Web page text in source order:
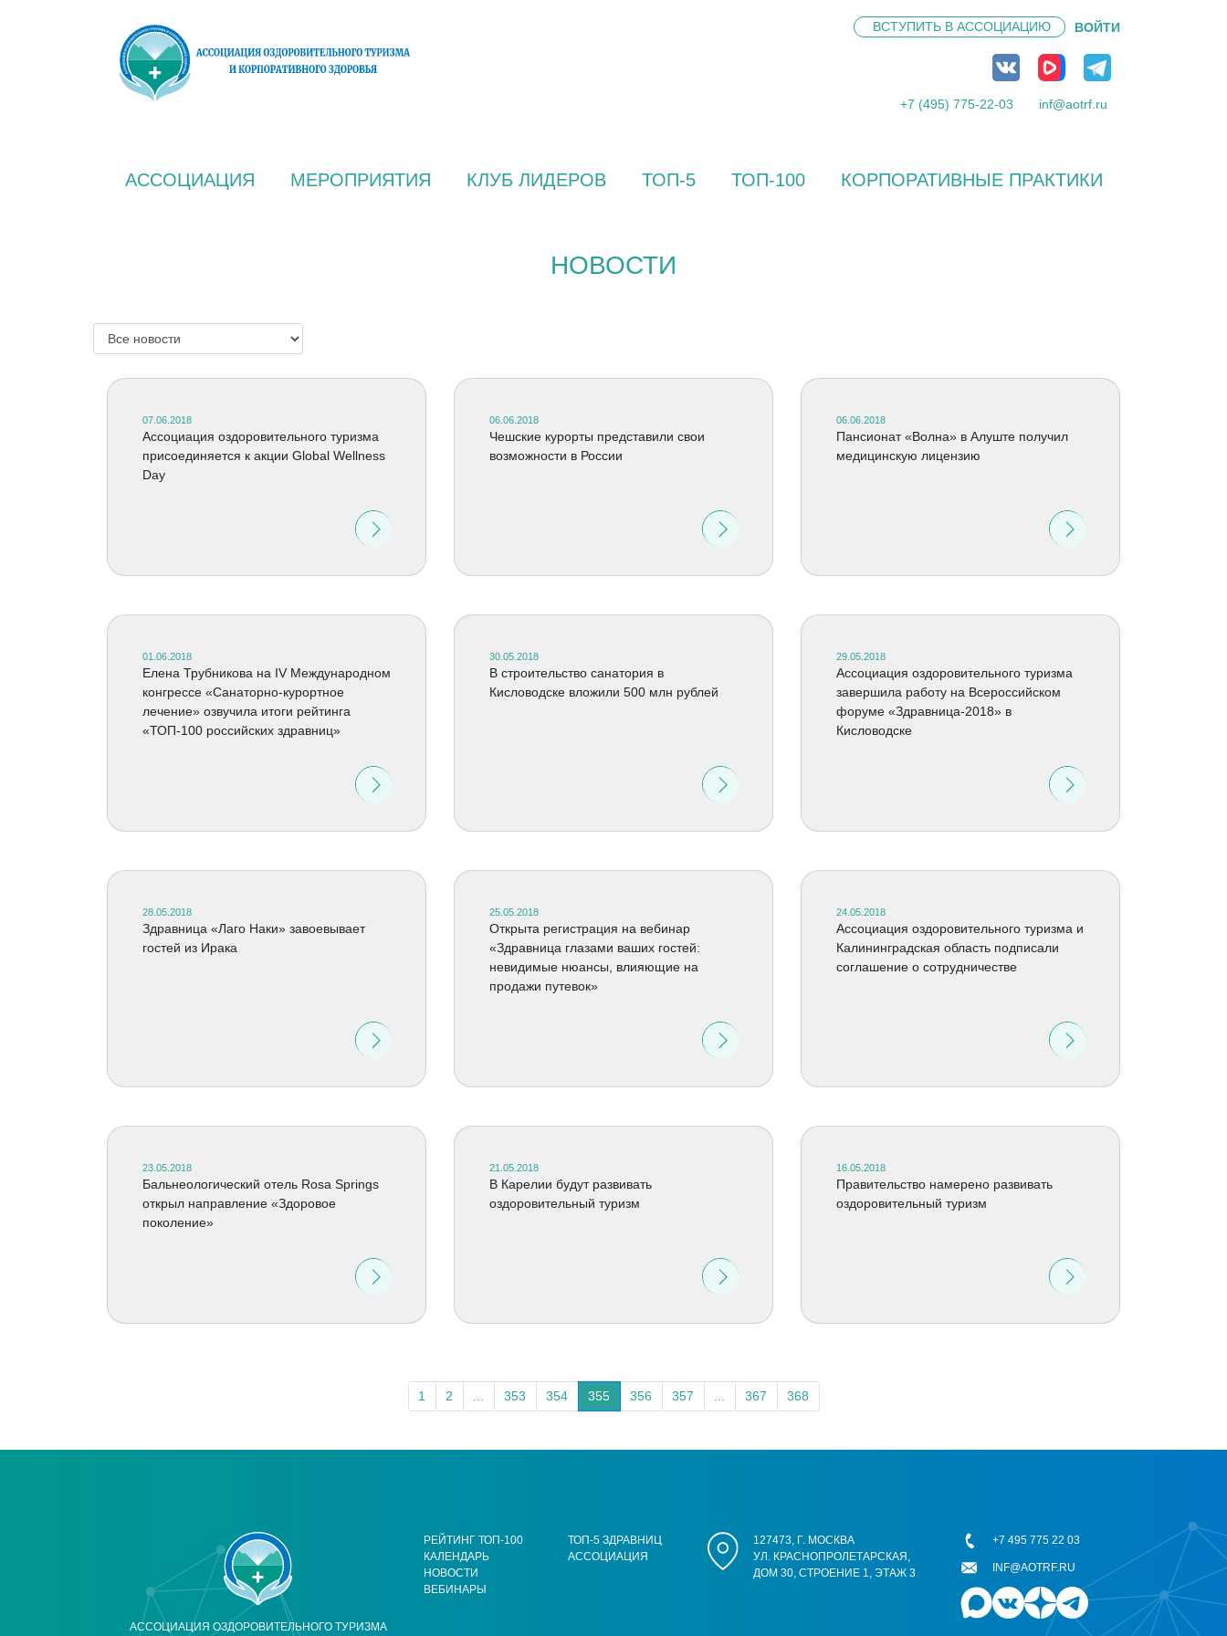
ВСТУПИТЬ В АССОЦИАЦИЮ ВОЙТИ
+7 (495) 775-22-03 inf@aotrf.ru
АССОЦИАЦИЯ МЕРОПРИЯТИЯ КЛУБ ЛИДЕРОВ ТОП-5 ТОП-100 КОРПОРАТИВНЫЕ ПРАКТИКИ
НОВОСТИ
07.06.2018
Ассоциация оздоровительного туризма
присоединяется к акции Global Wellness
Day
06.06.2018
Чешские курорты представили свои
возможности в России
06.06.2018
Пансионат «Волна» в Алуште получил
медицинскую лицензию
01.06.2018
Елена Трубникова на IV Международном
конгрессе «Санаторно-курортное
лечение» озвучила итоги рейтинга
«ТОП-100 российских здравниц»
30.05.2018
В строительство санатория в
Кисловодске вложили 500 млн рублей
29.05.2018
Ассоциация оздоровительного туризма
завершила работу на Всероссийском
форуме «Здравница-2018» в
Кисловодске
28.05.2018
Здравница «Лаго Наки» завоевывает
гостей из Ирака
25.05.2018
Открыта регистрация на вебинар
«Здравница глазами ваших гостей:
невидимые нюансы, влияющие на
продажи путевок»
24.05.2018
Ассоциация оздоровительного туризма и
Калининградская область подписали
соглашение о сотрудничестве
23.05.2018
Бальнеологический отель Rosa Springs
открыл направление «Здоровое
поколение»
21.05.2018
В Карелии будут развивать
оздоровительный туризм
16.05.2018
Правительство намерено развивать
оздоровительный туризм
1 2 353 354 355 356 357 367 368
АССОЦИАЦИЯ ОЗДОРОВИТЕЛЬНОГО ТУРИЗМА
РЕЙТИНГ ТОП-100
КАЛЕНДАРЬ
НОВОСТИ
ВЕБИНАРЫ
ТОП-5 ЗДРАВНИЦ
АССОЦИАЦИЯ
127473, Г. МОСКВА
УЛ. КРАСНОПРОЛЕТАРСКАЯ,
ДОМ 30, СТРОЕНИЕ 1, ЭТАЖ 3
+7 495 775 22 03
INF@AOTRF.RU